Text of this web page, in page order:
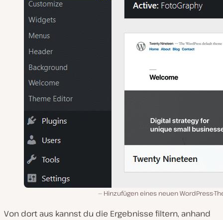
Hinzufügen eines neuen WordPress-
Von dort aus kannst du die Ergebnisse filtern, anhand